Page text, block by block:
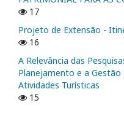
17
Projeto de Extensão -
16
A Relevância das
Planejamento e a Gestão
Atividades Turísticas
15